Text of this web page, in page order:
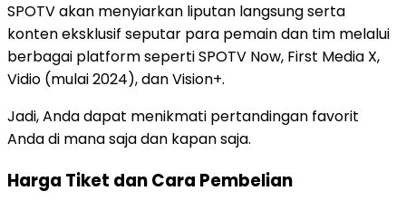
SPOTV akan menyiarkan liputan langsung serta
konten eksklusif seputar para pemain dan tim melalui
berbagai platform seperti SPOTV Now, First Media X,
Vidio (mulai 2024), dan Vision+.
Jadi, Anda dapat menikmati pertandingan favorit
Anda di mana saja dan kapan saja.
Harga Tiket dan Cara Pembelian